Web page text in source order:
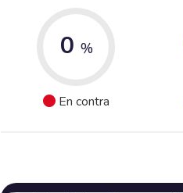
0 %
En contra